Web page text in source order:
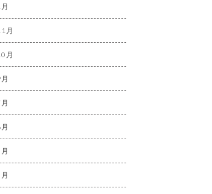
月
月